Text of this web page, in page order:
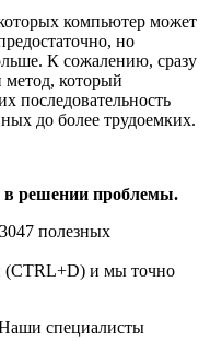
компьютер может
но
К сожалению, сразу
который
последовательность
до более трудоемких.
решении проблемы.
полезных
(CTRL+D) и мы точно
специалисты